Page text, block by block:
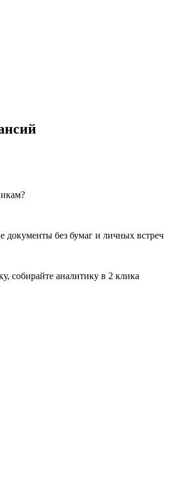
документы без бумаг и личных встреч
собирайте аналитику в 2 клика